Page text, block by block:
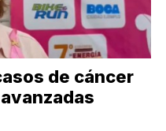
de cáncer